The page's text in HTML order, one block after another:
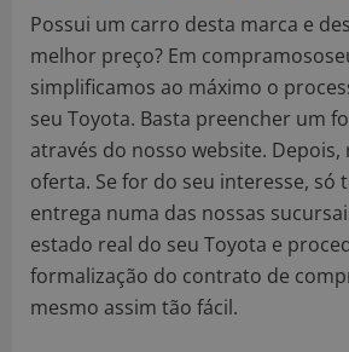
Possui um carro desta marca e
melhor preço? Em
simplificamos ao máximo o
seu Toyota. Basta preencher um
através do nosso website. Depois,
oferta. Se for do seu interesse, só
entrega numa das nossas
estado real do seu Toyota e
formalização do contrato de
mesmo assim tão fácil.